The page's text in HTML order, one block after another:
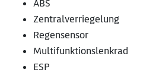
ABS
Zentralverriegelung
Regensensor
Multifunktionslenkrad
ESP